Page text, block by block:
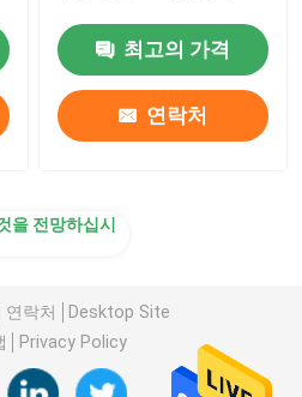
최고의 가격
연락처
을 전망하십시
연락처
Desktop Site
Privacy Policy